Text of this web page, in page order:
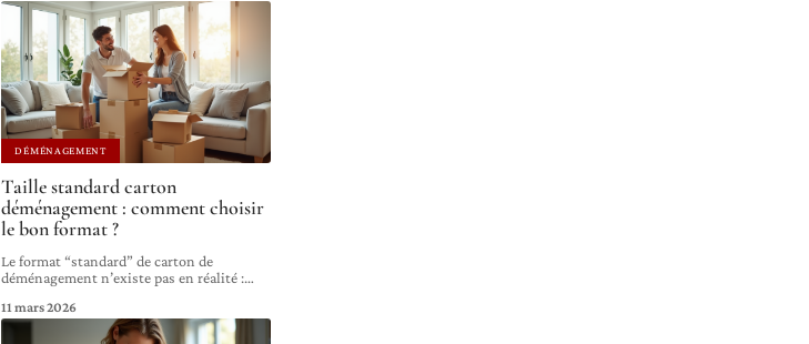
DÉMÉNAGEMENT
Taille standard carton
déménagement : comment choisir
le bon format ?
Le format “standard” de carton de
déménagement n’existe pas en réalité :…
11 mars 2026